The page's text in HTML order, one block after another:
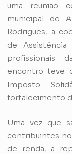
uma reunião
municipal de
Rodrigues, a
de Assistência
profissionais
encontro teve
Imposto
fortalecimento
Uma vez que
contribuintes
de renda, a